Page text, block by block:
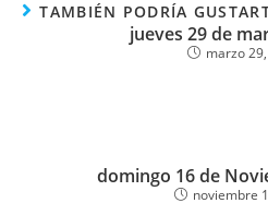
TAMBIÉN PODRÍA
jueves 29 de
marzo
domingo 16 de
noviembre